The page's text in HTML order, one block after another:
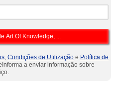
, Condições de Utilização e Política de
a enviar informação sobre